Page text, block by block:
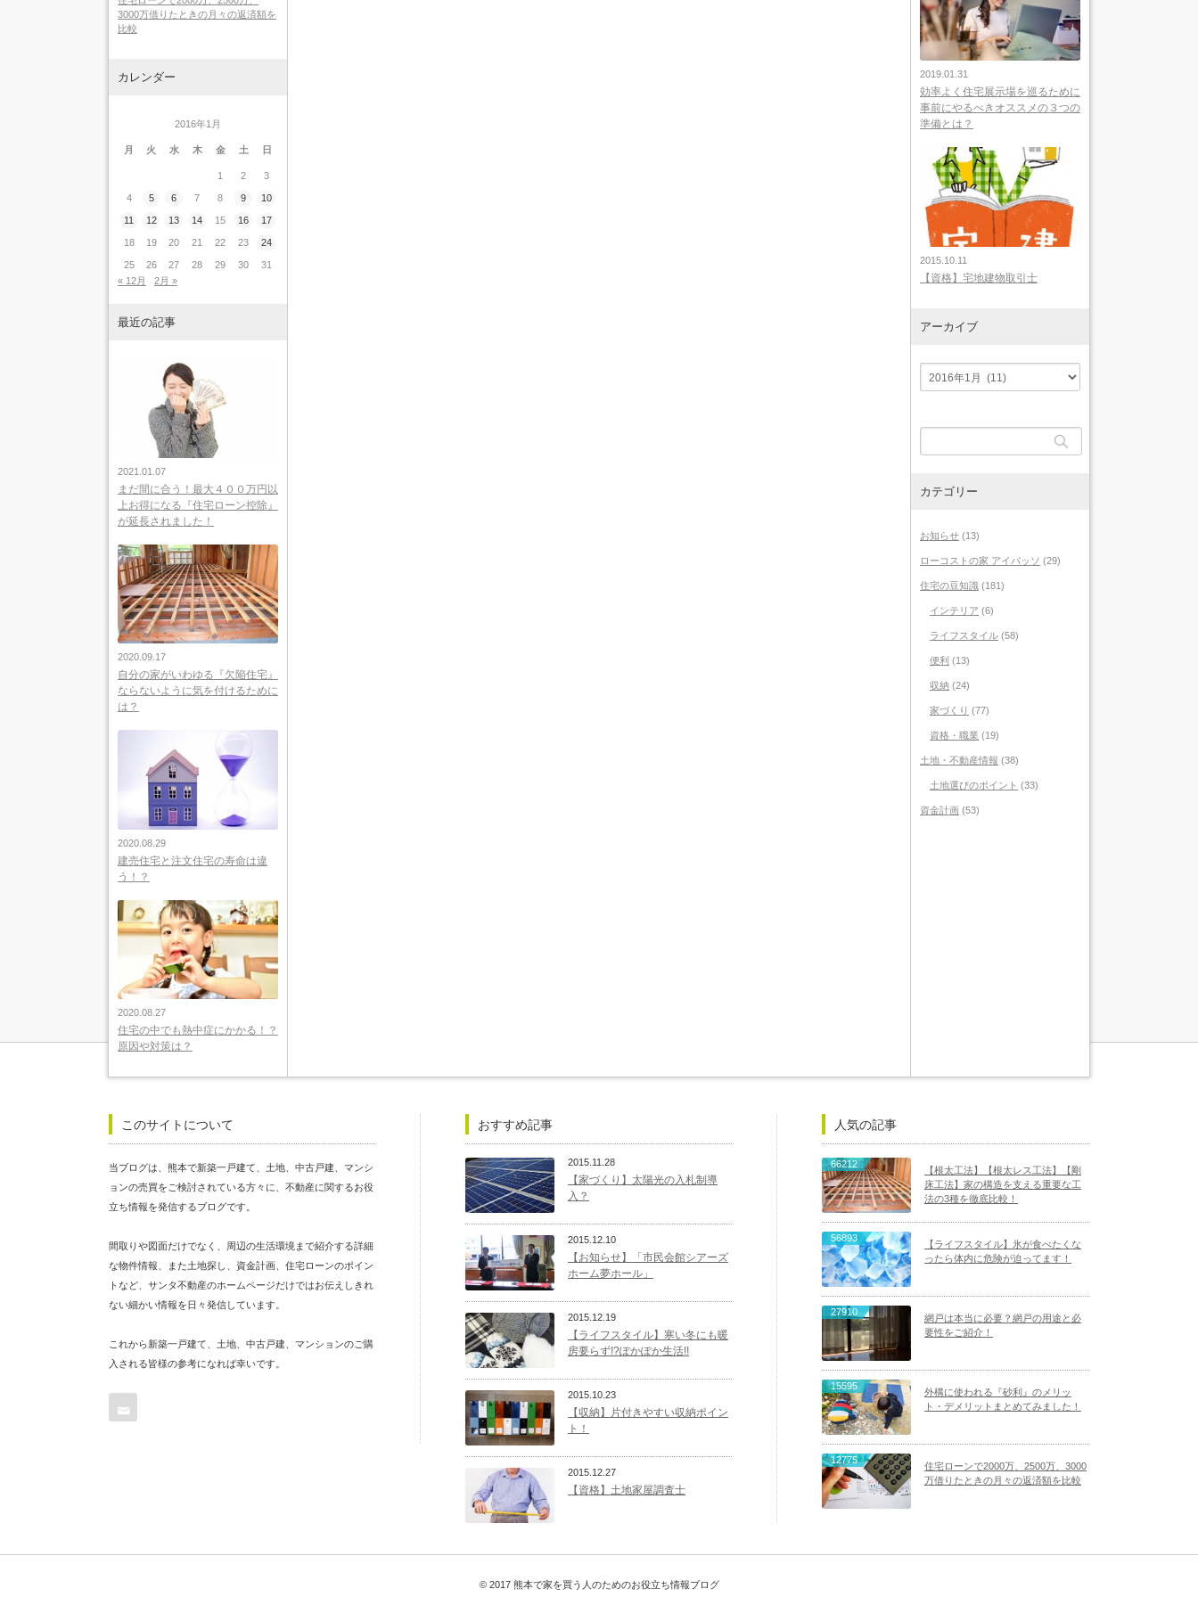
3000万借りたときの月々の返済額を
比較
カレンダー
2016年1月
月 火 水 木 金 土 日
1 2 3
4 5 6 7 8 9 10
11 12 13 14 15 16 17
18 19 20 21 22 23 24
25 26 27 28 29 30
31
« 12月
2月 »
最近の記事
2021.01.07
まだ間に合う！最大４００万円以
上お得になる『住宅ローン控除』
が延長されました！
2020.09.17
自分の家がいわゆる『欠陥住宅』
ならないように気を付けるために
は？
2020.08.29
建売住宅と注文住宅の寿命は違
う！？
2020.08.27
住宅の中でも熱中症にかかる！？
原因や対策は？
2019.01.31
効率よく住宅展示場を巡るために
事前にやるべきオススメの３つの
準備とは？
2015.10.11
【資格】宅地建物取引士
アーカイブ
カテゴリー
お知らせ (13)
ローコストの家 アイパッソ (29)
住宅の豆知識 (181)
インテリア (6)
ライフスタイル (58)
便利 (13)
収納 (24)
家づくり (77)
資格・職業 (19)
土地・不動産情報 (38)
土地選びのポイント (33)
資金計画 (53)
このサイトについて
当ブログは、熊本で新築一戸建て、土地、中古戸建、マンシ
ョンの売買をご検討されている方々に、不動産に関するお役
立ち情報を発信するブログです。
間取りや図面だけでなく、周辺の生活環境まで紹介する詳細
な物件情報、また土地探し、資金計画、住宅ローンのポイン
トなど、サンタ不動産のホームページだけではお伝えしきれ
ない細かい情報を日々発信しています。
これから新築一戸建て、土地、中古戸建、マンションのご購
入される皆様の参考になれば幸いです。
おすすめ記事
2015.11.28
【家づくり】太陽光の入札制導
入？
2015.12.10
【お知らせ】「市民会館シアーズ
ホーム夢ホール」
2015.12.19
【ライフスタイル】寒い冬にも暖
房要らず!?ぽかぽか生活!!
2015.10.23
【収納】片付きやすい収納ポイン
ト！
2015.12.27
【資格】土地家屋調査士
人気の記事
66212
【根太工法】【根太レス工法】【剛
床工法】家の構造を支える重要な工
法の3種を徹底比較！
56893
【ライフスタイル】氷が食べたくな
ったら体内に危険が迫ってます！
27910
網戸は本当に必要？網戸の用途と必
要性をご紹介！
15595
外構に使われる『砂利』のメリッ
ト・デメリットまとめてみました！
12775
住宅ローンで2000万、2500万、3000
万借りたときの月々の返済額を比較
© 2017 熊本で家を買う人のためのお役立ち情報ブログ